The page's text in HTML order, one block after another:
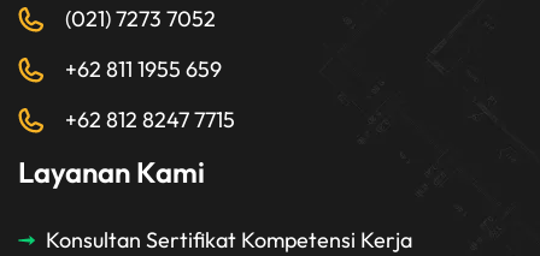
(021) 7273 7052
+62 811 1955 659
+62 812 8247 7715
Layanan Kami
Konsultan Sertifikat Kompetensi Kerja